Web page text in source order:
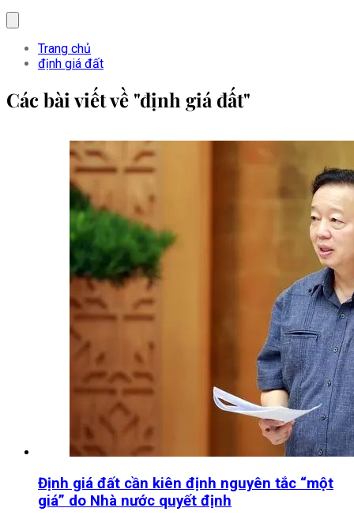
Trang chủ
định giá đất
Các bài viết về "định giá đất"
Định giá đất cần kiên định nguyên tắc “một
giá” do Nhà nước quyết định